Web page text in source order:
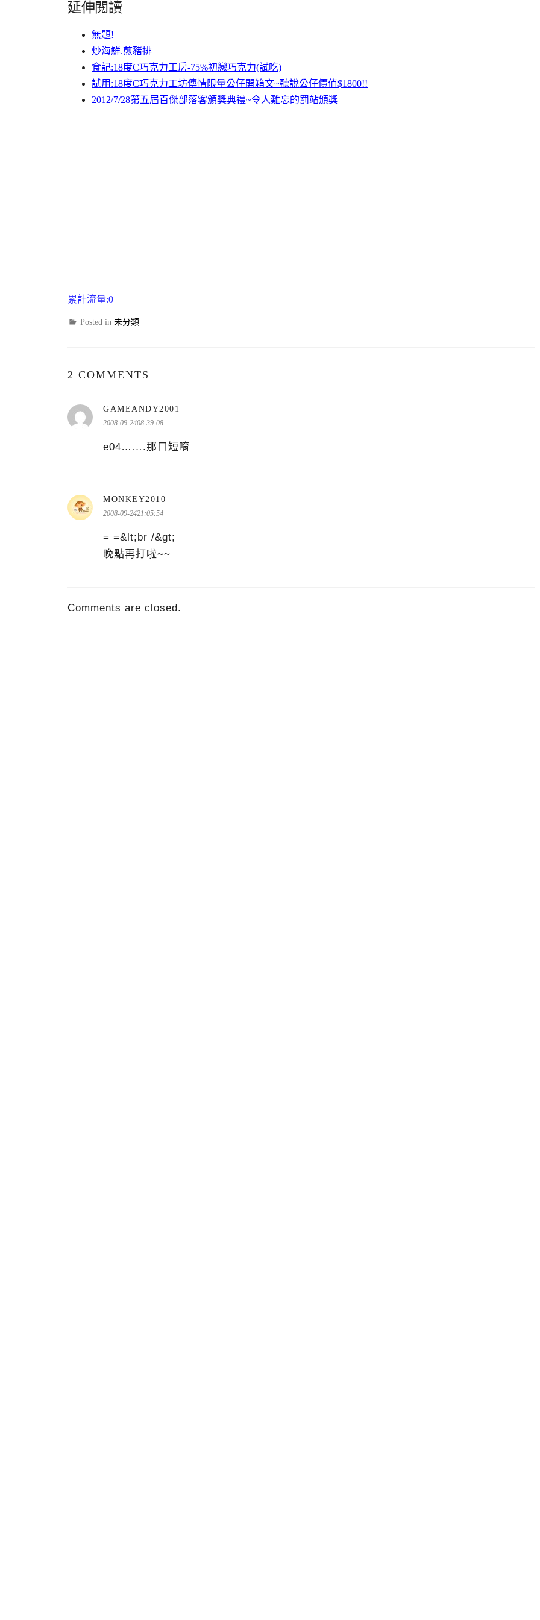
延伸閱讀
無題!
炒海鮮.煎豬排
食記:18度C巧克力工房-75%初戀巧克力(試吃)
試用:18度C巧克力工坊傳情限量公仔開箱文~聽說公仔價值$1800!!
2012/7/28第五屆百傑部落客頒獎典禮~令人難忘的罰站頒獎
累計流量:0
Posted in 未分類
2 COMMENTS
GAMEANDY2001
2008-09-2408:39:08
e04…….那ㄇ短唷
MONKEY2010
2008-09-2421:05:54
= =&lt;br /&gt;
晚點再打啦~~
Comments are closed.